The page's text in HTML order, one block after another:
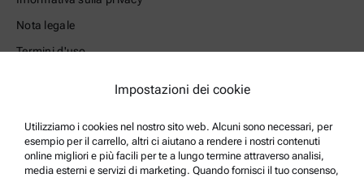
Nota legale
Termini d'uso
Supporto prodotto
Anton Paar Certified Service
Impostazioni dei cookie
Utilizziamo i cookies nel nostro sito web. Alcuni sono necessari, per
esempio per il carrello, altri ci aiutano a rendere i nostri contenuti
online migliori e più facili per te a lungo termine attraverso analisi,
media esterni e servizi di marketing. Quando fornisci il tuo consenso,